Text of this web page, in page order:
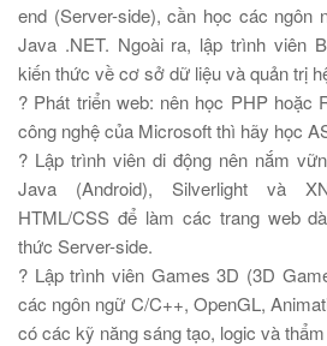
end (Server-side), cần học các ngôn
Java .NET. Ngoài ra, lập trình viên
kiến thức về cơ sở dữ liệu và quản trị
? Phát triển web: nên học PHP hoặc
công nghệ của Microsoft thì hãy học
? Lập trình viên di động nên nắm
Java (Android), Silverlight và
HTML/CSS để làm các trang web
thức Server-side.
? Lập trình viên Games 3D (3D
các ngôn ngữ C/C++, OpenGL,
có các kỹ năng sáng tạo, logic và